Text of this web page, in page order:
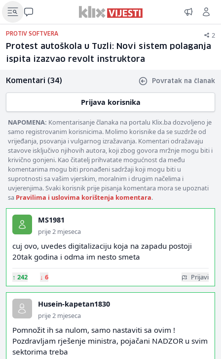
PROTIV SOFTVERA 2
Protest autoškola u Tuzli: Novi sistem polaganja
ispita izazvao revolt instruktora
Komentari (34) Povratak na članak
Prijava korisnika
NAPOMENA: Komentarisanje članaka na portalu Klix.ba dozvoljeno je
samo registrovanim korisnicima. Molimo korisnike da se suzdrže od
vrijeđanja, psovanja i vulgarnog izražavanja. Komentari odražavaju
stavove isključivo njihovih autora, koji zbog govora mržnje mogu biti i
krivično gonjeni. Kao čitatelj prihvatate mogućnost da među
komentarima mogu biti pronađeni sadržaji koji mogu biti u
suprotnosti sa vašim vjerskim, moralnim i drugim načelima i
uvjerenjima. Svaki korisnik prije pisanja komentara mora se upoznati
sa Pravilima i uslovima korištenja komentara.
MS1981
prije 2 mjeseca
cuj ovo, uvedes digitalizaciju koja na zapadu postoji
20tak godina i odma im nesto smeta
↑ 242 ↓ 6 Prijavi
Husein-kapetan1830
prije 2 mjeseca
Pomnožit ih sa nulom, samo nastaviti sa ovim !
Pozdravljam rješenje ministra, pojačani NADZOR u svim
sektorima treba